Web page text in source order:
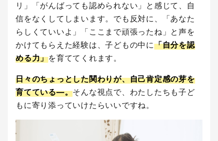
リ」「がんばっても認められない」と感じて、自
信をなくしてしまいます。でも反対に、「あなた
らしくていいよ」「ここまで頑張ったね」と声を
かけてもらえた経験は、子どもの中に「自分を認
める力」を育ててくれます。
日々のちょっとした関わりが、自己肯定感の芽を
育てている—。そんな視点で、わたしたちも子ど
もに寄り添っていけたらいいですね。